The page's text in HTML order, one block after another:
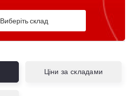
Виберіть склад
Ціни за складами